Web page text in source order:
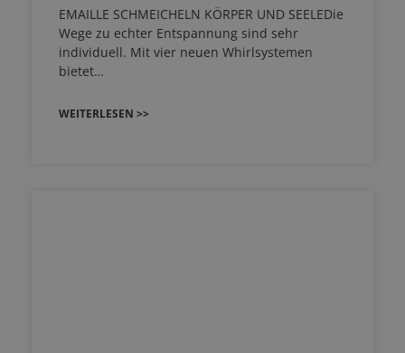
EMAILLE SCHMEICHELN KÖRPER UND SEELEDie
Wege zu echter Entspannung sind sehr
individuell. Mit vier neuen Whirlsystemen
bietet…
WEITERLESEN >>